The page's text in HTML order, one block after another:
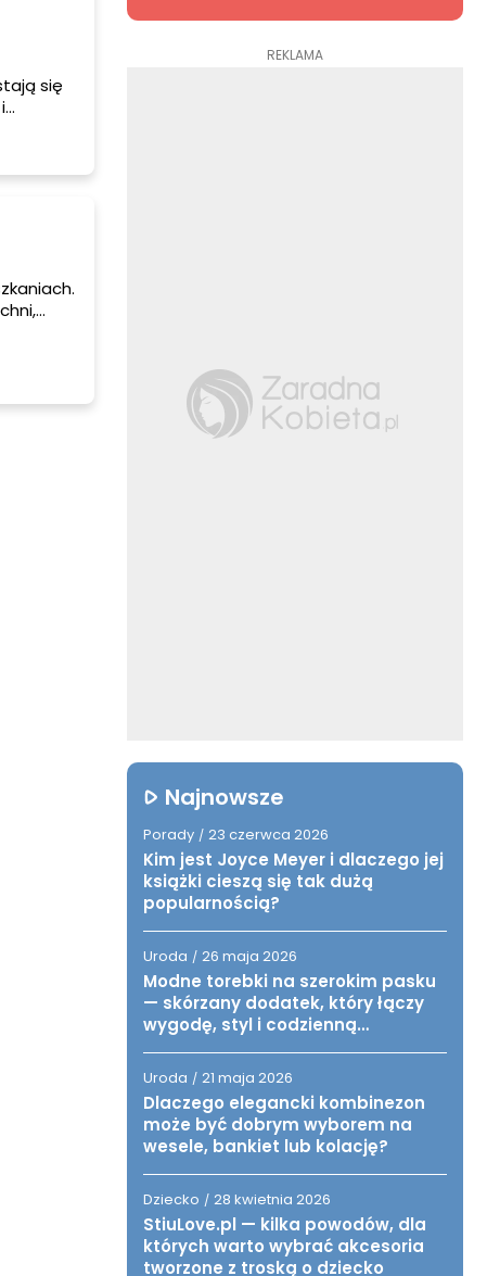
się
REKLAMA
Najnowsze
Porady / 23 czerwca 2026
Kim jest Joyce Meyer i dlaczego jej
książki cieszą się tak dużą
popularnością?
Uroda / 26 maja 2026
Modne torebki na szerokim pasku
— skórzany dodatek, który łączy
wygodę, styl i codzienną
Uroda / 21 maja 2026
Dlaczego elegancki kombinezon
może być dobrym wyborem na
wesele, bankiet lub kolację?
Dziecko / 28 kwietnia 2026
StiuLove.pl — kilka powodów, dla
których warto wybrać akcesoria
tworzone z troską o dziecko